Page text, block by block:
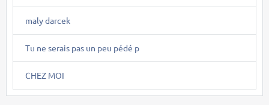
maly darcek
Tu ne serais pas un peu pédé p
CHEZ MOI